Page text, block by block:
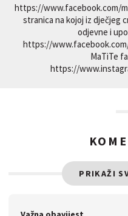
https://www.facebook.com/
stranica na kojoj iz dječjeg
odjevne i
https://
MaTiTe
https://
PRIKAŽI